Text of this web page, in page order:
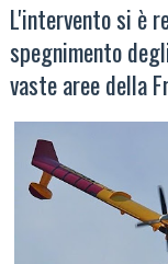
L'intervento si è
spegnimento
vaste aree della